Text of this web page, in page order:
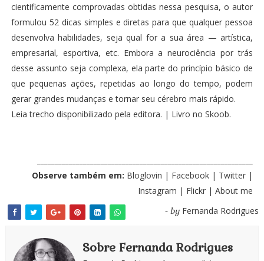
cientificamente comprovadas obtidas nessa pesquisa, o autor
formulou 52 dicas simples e diretas para que qualquer pessoa
desenvolva habilidades, seja qual for a sua área — artística,
empresarial, esportiva, etc. Embora a neurociência por trás
desse assunto seja complexa, ela parte do princípio básico de
que pequenas ações, repetidas ao longo do tempo, podem
gerar grandes mudanças e tornar seu cérebro mais rápido.
Leia trecho disponibilizado pela editora. | Livro no Skoob.
Observe também em: Bloglovin | Facebook | Twitter |
Instagram | Flickr |About me
- by Fernanda Rodrigues
Sobre Fernanda Rodrigues